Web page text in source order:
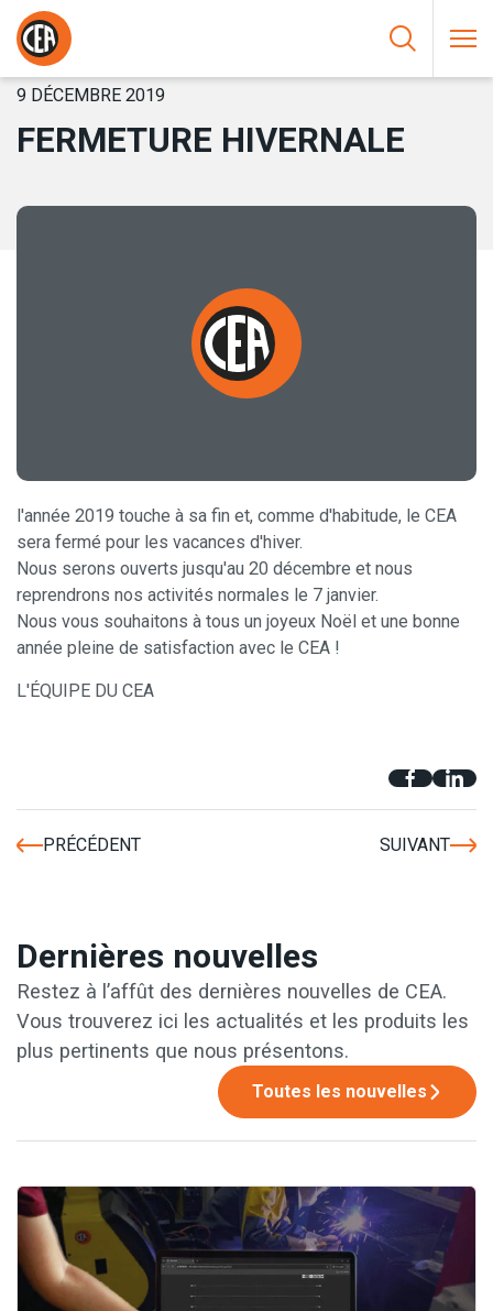
Aller au contenu
HOME/
9 DÉCEMBRE 2019
FERMETURE HIVERNALE
l'année 2019 touche à sa fin et, comme d'habitude, le CEA
sera fermé pour les vacances d'hiver.
Nous serons ouverts jusqu'au 20 décembre et nous
reprendrons nos activités normales le 7 janvier.
Nous vous souhaitons à tous un joyeux Noël et une bonne
année pleine de satisfaction avec le CEA !
L'ÉQUIPE DU CEA
PRÉCÉDENT SUIVANT
Dernières nouvelles
Restez à l’affût des dernières nouvelles de CEA.
Vous trouverez ici les actualités et les produits les
plus pertinents que nous présentons.
Toutes les nouvelles